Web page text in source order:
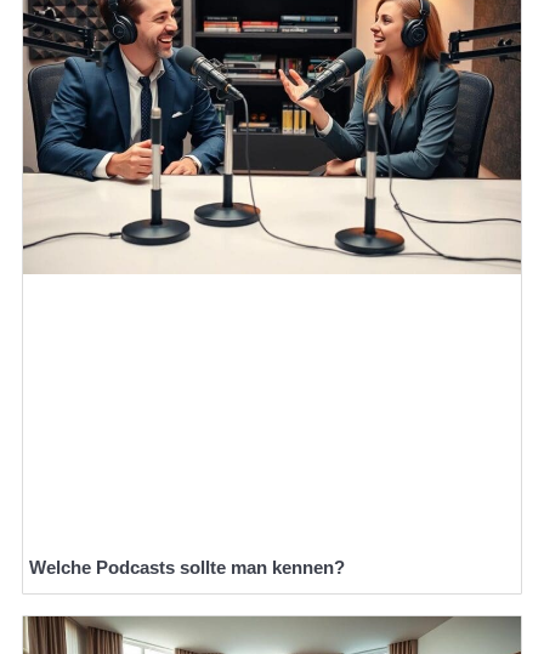
Welche Podcasts sollte man kennen?